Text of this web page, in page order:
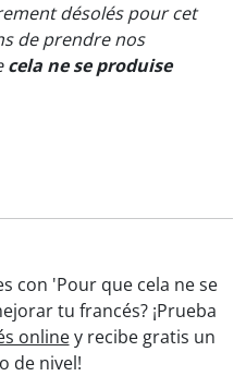
désolés pour cet
de prendre nos
cela ne se produise
con 'Pour que cela ne se
tu francés? ¡Prueba
onliney recibe gratis un
de nivel!